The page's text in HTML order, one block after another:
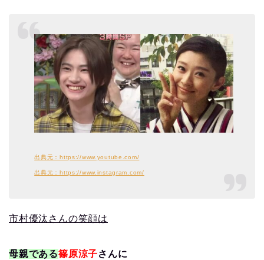
出典元：https://www.youtube.com/
出典元：https://www.instagram.com/
市村優汰さんの笑顔は
母親である篠原涼子さんに